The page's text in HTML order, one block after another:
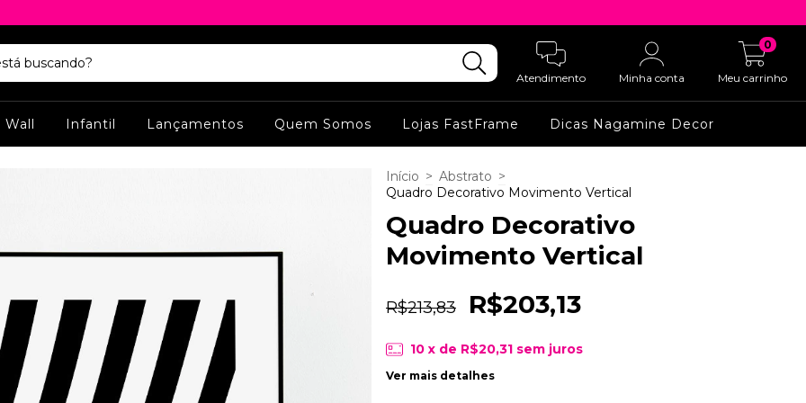
Atendimento Minha conta Meu carrinho
0
Wall Infantil Lançamentos Quem Somos Lojas FastFrame Dicas Nagamine Decor
Início > Abstrato >
Quadro Decorativo Movimento Vertical
Quadro Decorativo
Movimento Vertical
R$213,83 R$203,13
10 x de R$20,31 sem juros
Ver mais detalhes